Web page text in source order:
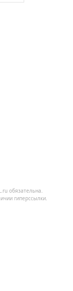
обязательна.
гиперссылки.